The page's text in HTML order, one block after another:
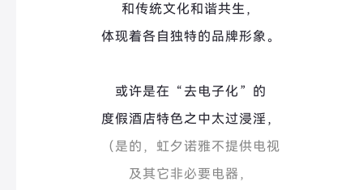
和传统文化和谐共生，
体现着各自独特的品牌形象。
或许是在“去电子化”的
度假酒店特色之中太过浸淫，
（是的， 虹夕诺雅不提供电视
及其它非必要电器，